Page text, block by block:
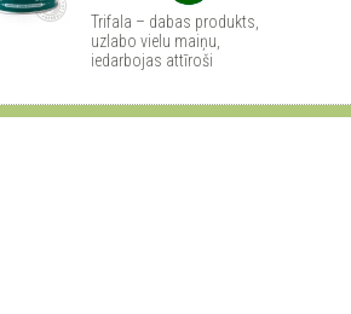
Trifala – dabas produkts,
uzlabo vielu maiņu,
iedarbojas attīroši